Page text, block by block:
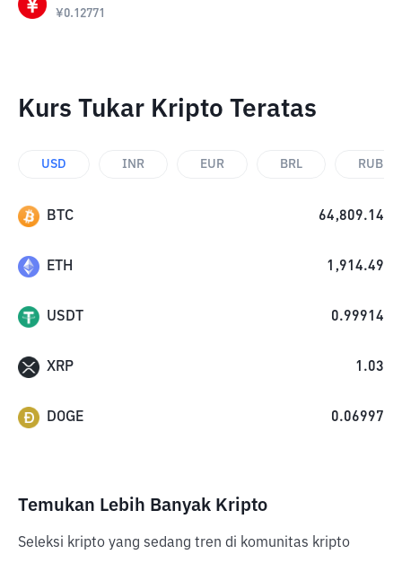
¥0.12771
Kurs Tukar Kripto Teratas
USD INR EUR BRL RUB
BTC 64,809.14
ETH 1,914.49
USDT 0.99914
XRP 1.03
DOGE 0.06997
Temukan Lebih Banyak Kripto
Seleksi kripto yang sedang tren di komunitas kripto